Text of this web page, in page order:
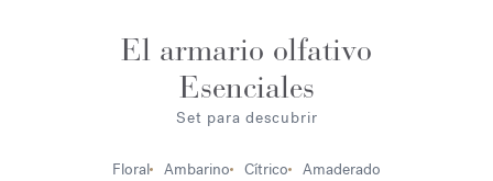
El armario olfativo
Esenciales
Set para descubrir
Floral Ambarino Cítrico Amaderado